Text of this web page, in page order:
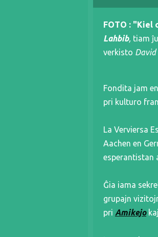
FOTO : "Kiel
Lahbib, tiam
verkisto David
Fondita jam
pri kulturo
La Verviersa
Aachen en
esperantistan
Ĝia iama
grupajn
pri Amikejo